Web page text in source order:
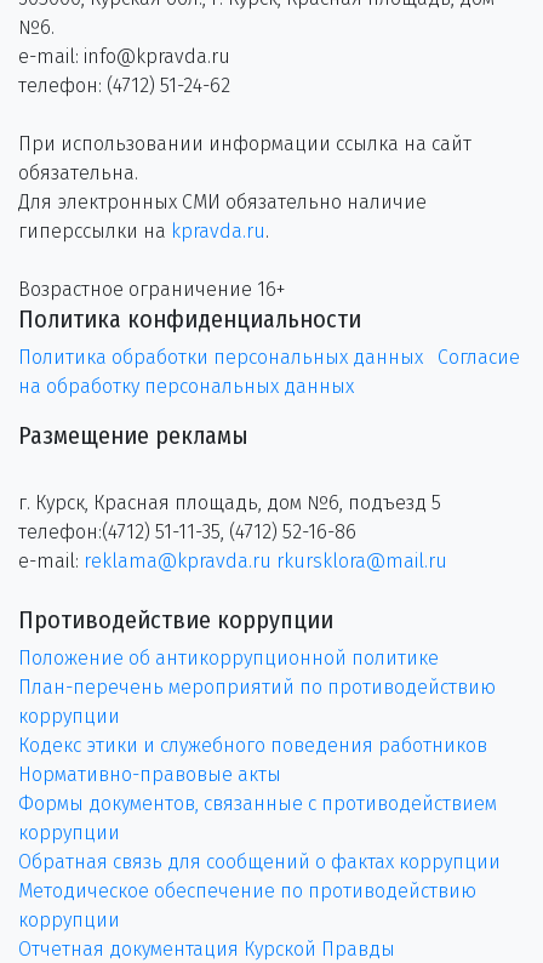
№6.
e-mail: info@kpravda.ru
телефон: (4712) 51-24-62
При использовании информации ссылка на сайт
обязательна.
Для электронных СМИ обязательно наличие
гиперссылки на kpravda.ru.
Возрастное ограничение 16+
Политика конфиденциальности
Политика обработки персональных данных
Согласие
на обработку персональных данных
Размещение рекламы
г. Курск, Красная площадь, дом №6, подъезд 5
телефон:(4712) 51-11-35, (4712) 52-16-86
e-mail: reklama@kpravda.ru rkursklora@mail.ru
Противодействие коррупции
Положение об антикоррупционной политике
План-перечень мероприятий по противодействию
коррупции
Кодекс этики и служебного поведения работников
Нормативно-правовые акты
Формы документов, связанные с противодействием
коррупции
Обратная связь для сообщений о фактах коррупции
Методическое обеспечение по противодействию
коррупции
Отчетная документация Курской Правды